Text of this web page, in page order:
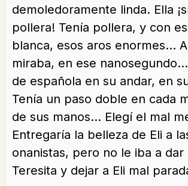
demoledoramente linda. Ella
pollera! Tenía pollera, y con
blanca, esos aros enormes…
miraba, en ese
de española en su andar, en
Tenía un paso doble en cada
de sus manos… Elegí el mal
Entregaría la belleza de Eli a
onanistas, pero no le iba a dar
Teresita y dejar a Eli mal